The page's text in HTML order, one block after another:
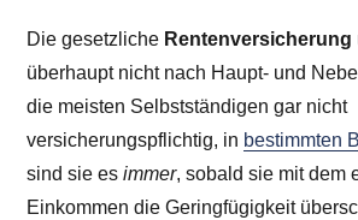
Die gesetzliche Rentenversicherung
überhaupt nicht nach Haupt- und
die meisten Selbstständigen gar nicht
versicherungspflichtig, in bestimmten
sind sie esimmer, sobald sie mit dem
Einkommen die Geringfügigkeit